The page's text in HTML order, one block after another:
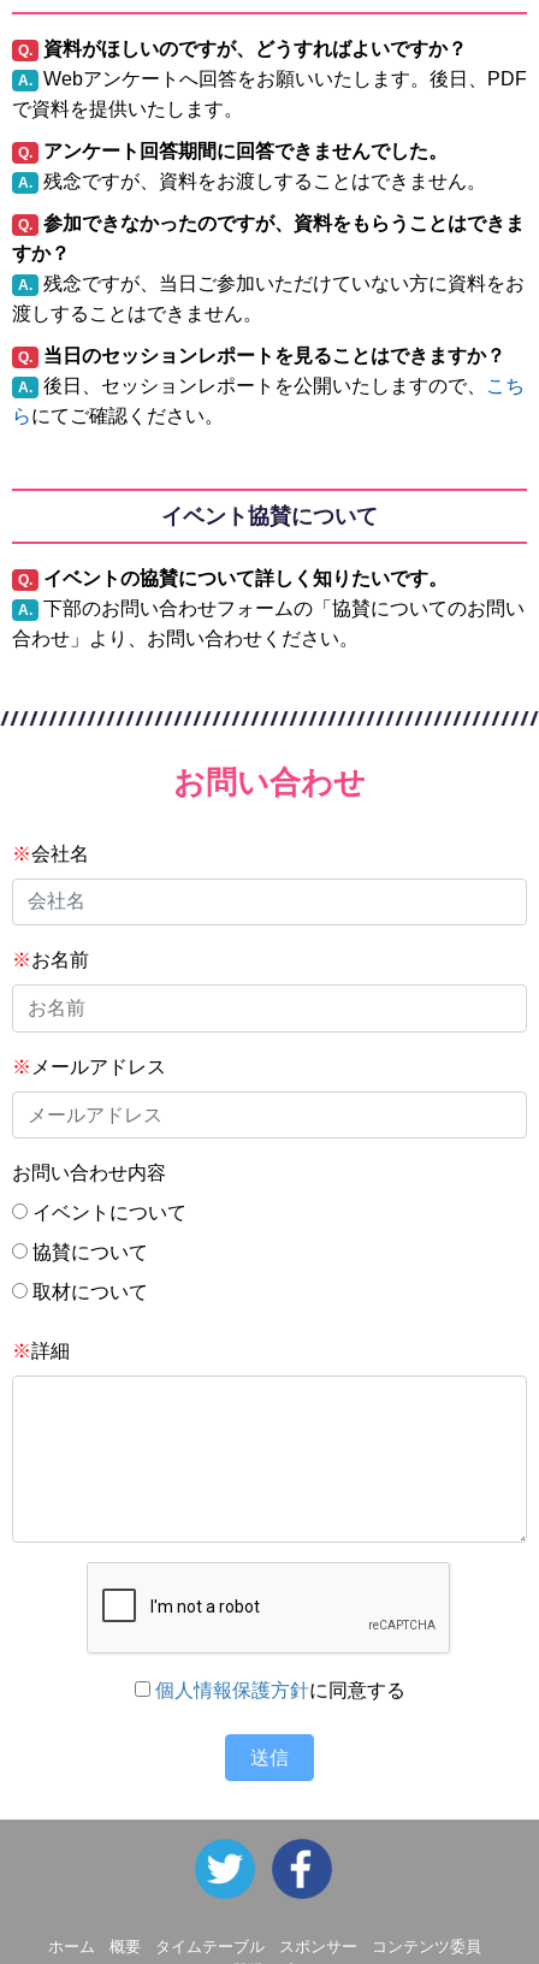
Q. 資料がほしいのですが、どうすればよいですか？
A. Webアンケートへ回答をお願いいたします。後日、PDF
で資料を提供いたします。
Q. アンケート回答期間に回答できませんでした。
A. 残念ですが、資料をお渡しすることはできません。
Q.
参加できなかったのですが、資料をもらうことはできま
すか？
A. 残念ですが、当日ご参加いただけていない方に資料をお
渡しすることはできません。
Q. 当日のセッションレポートを見ることはできますか？
A. 後日、セッションレポートを公開いたしますので、
こち
らにてご確認ください。
イベント協賛について
Q. イベントの協賛について詳しく知りたいです。
A. 下部のお問い合わせフォームの「協賛についてのお問い
合わせ」より、お問い合わせください。
お問い合わせ
※会社名
※お名前
※ メールアドレス
お問い合わせ内容
イベントについて
協賛について
取材について
※詳細
個人情報保護方針に同意する
送信
ホーム 概要 タイムテーブル スポンサー
コンテンツ委員